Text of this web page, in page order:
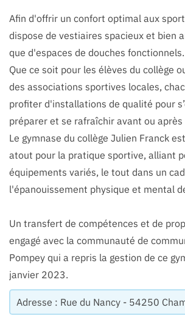
Afin d'offrir un confort optimal aux
dispose de vestiaires spacieux et bien
que d'espaces de douches fonctionnels.
Que ce soit pour les élèves du collège
des associations sportives locales,
profiter d'installations de qualité pour
préparer et se rafraîchir avant ou
Le gymnase du collège Julien Franck
atout pour la pratique sportive, alliant
équipements variés, le tout dans un
l'épanouissement physique et mental
Un transfert de compétences et de
engagé avec la communauté de
Pompey qui a repris la gestion de ce
janvier 2023.
Adresse : Rue du Nancy - 54250